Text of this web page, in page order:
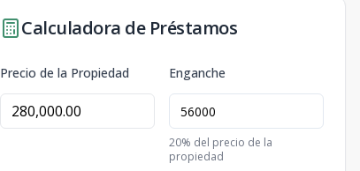
Calculadora de Préstamos
Precio de la Propiedad Enganche
20% del precio de la
propiedad